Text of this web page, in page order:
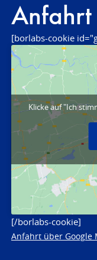
Anfahrt
[borlabs-cookie
Klicke auf "Ich
[/borlabs-cookie]
Anfahrt über Google